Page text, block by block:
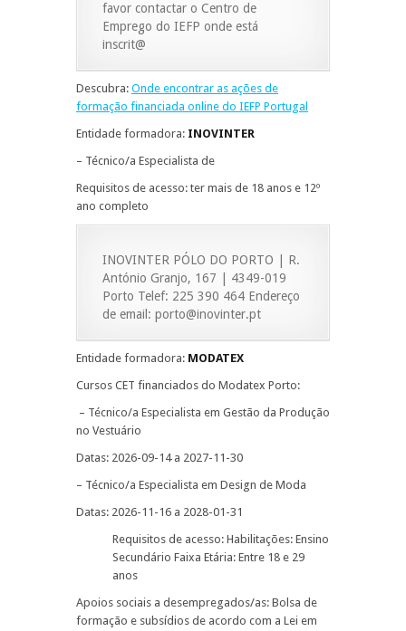
favor contactar o Centro de
Emprego do IEFP onde está
inscrit@
Descubra: Onde encontrar as ações de
formação financiada online do IEFP Portugal
Entidade formadora: INOVINTER
– Técnico/a Especialista de
Requisitos de acesso: ter mais de 18 anos e 12º
ano completo
INOVINTER PÓLO DO PORTO | R.
António Granjo, 167 | 4349-019
Porto Telef: 225 390 464 Endereço
de email: porto@inovinter.pt
Entidade formadora: MODATEX
Cursos CET financiados do Modatex Porto:
– Técnico/a Especialista em Gestão da Produção
no Vestuário
Datas: 2026-09-14 a 2027-11-30
– Técnico/a Especialista em Design de Moda
Datas: 2026-11-16 a 2028-01-31
Requisitos de acesso: Habilitações: Ensino
Secundário Faixa Etária: Entre 18 e 29
anos
Apoios sociais a desempregados/as: Bolsa de
formação e subsídios de acordo com a Lei em